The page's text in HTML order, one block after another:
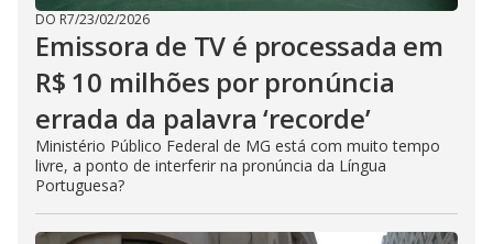
DO R7/23/02/2026
Emissora de TV é processada em
R$ 10 milhões por pronúncia
errada da palavra ‘recorde’
Ministério Público Federal de MG está com muito tempo
livre, a ponto de interferir na pronúncia da Língua
Portuguesa?